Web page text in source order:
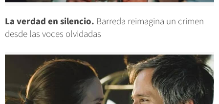
La verdad en silencio. Barreda reimagina un crimen
desde las voces olvidadas